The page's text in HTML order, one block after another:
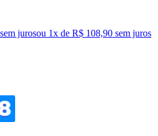
jurosou 1x de R$ 108,90 sem juros